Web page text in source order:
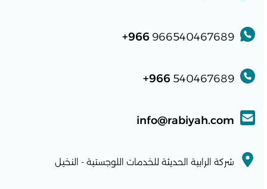
966540467689
966+
540467689
966+
info@rabiyah.com
شركة الرابية الحديثة للخدمات اللوجستية - النخيل